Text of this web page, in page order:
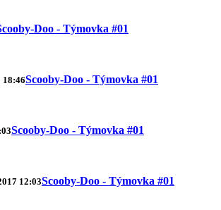
Doo - Týmovka #01
18:46Scooby-Doo - Týmovka #01
Scooby-Doo - Týmovka #01
12:03Scooby-Doo - Týmovka #01